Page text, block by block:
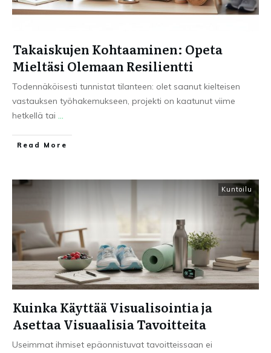
Takaiskujen Kohtaaminen: Opeta
Mieltäsi Olemaan Resilientti
Todennäköisesti tunnistat tilanteen: olet saanut kielteisen
vastauksen työhakemukseen, projekti on kaatunut viime
hetkellä tai ...
Read More
Kuntoilu
Kuinka Käyttää Visualisointia ja
Asettaa Visuaalisia Tavoitteita
Useimmat ihmiset epäonnistuvat tavoitteissaan ei